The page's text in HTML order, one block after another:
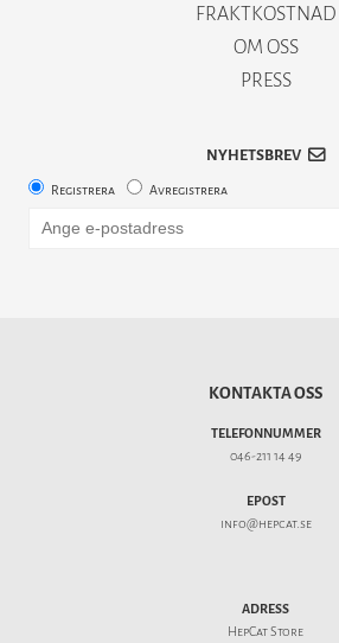
FRAKTKOSTNAD
OM OSS
PRESS
NYHETSBREV
Registrera Avregistrera
KONTAKTA OSS
TELEFONNUMMER
046-211 14 49
EPOST
info@hepcat.se
ADRESS
HepCat Store